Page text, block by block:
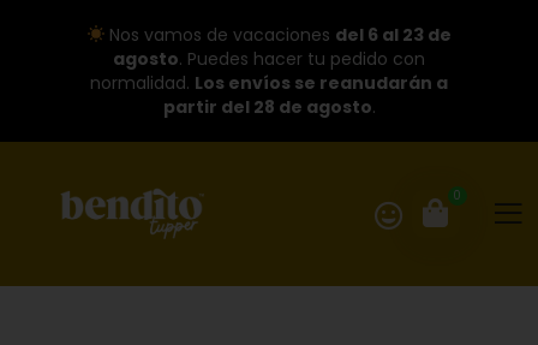
Nos vamos de vacaciones del 6 al 23 de
agosto. Puedes hacer tu pedido con
normalidad. Los envíos se reanudarán a
partir del 28 de agosto.
0